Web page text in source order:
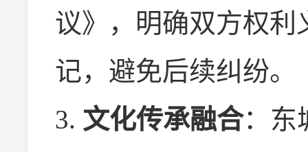
议》，明确双方权利
记，避免后续纠纷。
3. 文化传承融合：东